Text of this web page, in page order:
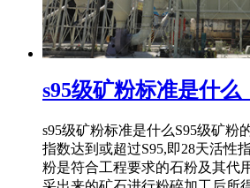
s95级矿粉标准是什么
s95级矿粉标准是什么S95级矿粉
指数达到或超过S95,即28天活性
粉是符合工程要求的石粉及其代